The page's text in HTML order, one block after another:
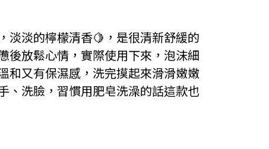
淡淡的檸檬清香🍋，是很清新舒緩的
後放鬆心情，實際使用下來，泡沫細
和又有保濕感，洗完摸起來滑滑嫩嫩
、洗臉，習慣用肥皂洗澡的話這款也